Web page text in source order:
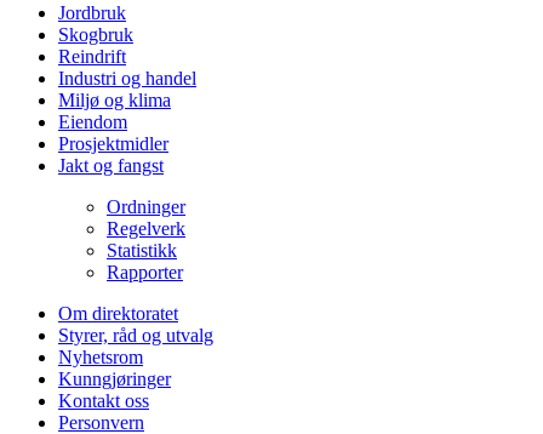
Jordbruk
Skogbruk
Reindrift
Industri og handel
Miljø og klima
Eiendom
Prosjektmidler
Jakt og fangst
Ordninger
Regelverk
Statistikk
Rapporter
Om direktoratet
Styrer, råd og utvalg
Nyhetsrom
Kunngjøringer
Kontakt oss
Personvern